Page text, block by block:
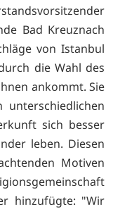
Bad Kreuznach
von Istanbul
die Wahl des
ankommt. Sie
unterschiedlichen
sich besser
leben. Diesen
Motiven
hinzufügte: "Wir